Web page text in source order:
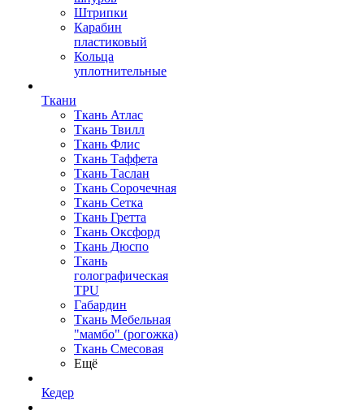
Штрипки
Карабин
пластиковый
Кольца
уплотнительные
Ткани
Ткань Атлас
Ткань Твилл
Ткань Флис
Ткань Таффета
Ткань Таслан
Ткань Сорочечная
Ткань Сетка
Ткань Гретта
Ткань Оксфорд
Ткань Дюспо
Ткань
голографическая
TPU
Габардин
Ткань Мебельная
"мамбо" (рогожка)
Ткань Смесовая
Ещё
Кедер